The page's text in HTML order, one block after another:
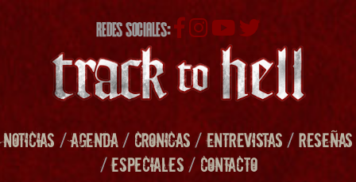
REDES SOCIALES:
NOTICIAS /AGENDA/ CRONICAS/ENTREVISTAS/RESEÑAS
/ESPECIALES/ CONTACTO